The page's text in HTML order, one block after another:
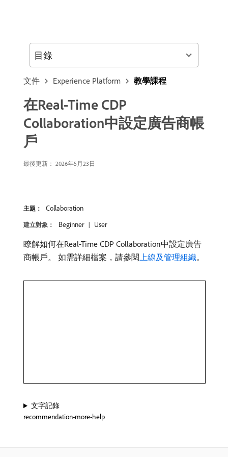
文件 Experience Platform 教學課程
在Real-Time CDP
Collaboration中設定廣告商帳
戶
最後更新： 2026年5月23日
主題： Collaboration
建立對象： Beginner User
瞭解如何在Real-Time CDP Collaboration中設定廣告
商帳戶。 如需詳細檔案，請參閱上線及管理組織。
文字記錄
recommendation-more-help
目錄